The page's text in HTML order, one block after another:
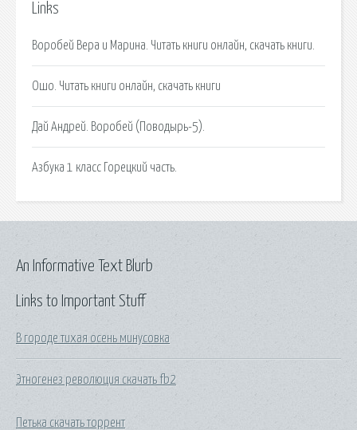
Links
Воробей Вера и Марина. Читать книги онлайн, скачать книги.
Ошо. Читать книги онлайн, скачать книги
Дай Андрей. Воробей (Поводырь-5).
Азбука 1 класс Горецкий часть.
Links to Important Stuff
В городе тихая осень минусовка
Этногенез революция скачать fb2
Петька скачать торрент
An Informative Text Blurb